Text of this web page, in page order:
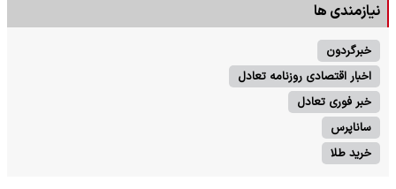
نیازمندی ها
خبرگردون
اخبار اقتصادی روزنامه تعادل
خبر فوری تعادل
ساناپرس
خرید طلا